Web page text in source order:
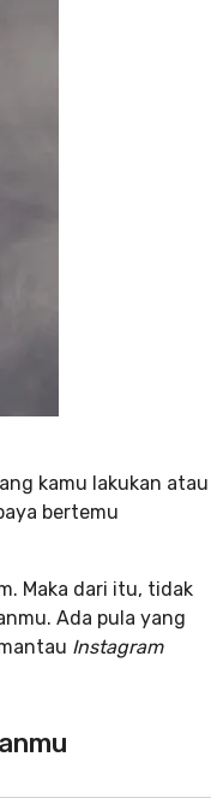
kamu lakukan atau
bertemu
Maka dari itu, tidak
Ada pula yang
Instagram